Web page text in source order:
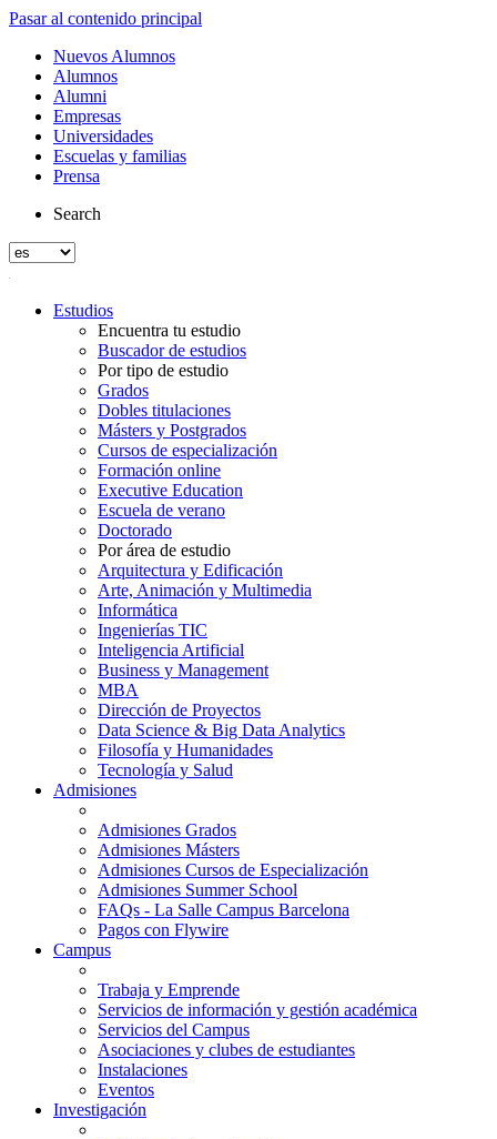
Pasar al contenido principal
Nuevos Alumnos
Alumnos
Alumni
Empresas
Universidades
Escuelas y familias
Prensa
Search
Estudios
Encuentra tu estudio
Buscador de estudios
Por tipo de estudio
Grados
Dobles titulaciones
Másters y Postgrados
Cursos de especialización
Formación online
Executive Education
Escuela de verano
Doctorado
Por área de estudio
Arquitectura y Edificación
Arte, Animación y Multimedia
Informática
Ingenierías TIC
Inteligencia Artificial
Business y Management
MBA
Dirección de Proyectos
Data Science & Big Data Analytics
Filosofía y Humanidades
Tecnología y Salud
Admisiones
Admisiones Grados
Admisiones Másters
Admisiones Cursos de Especialización
Admisiones Summer School
FAQs - La Salle Campus Barcelona
Pagos con Flywire
Campus
Trabaja y Emprende
Servicios de información y gestión académica
Servicios del Campus
Asociaciones y clubes de estudiantes
Instalaciones
Eventos
Investigación